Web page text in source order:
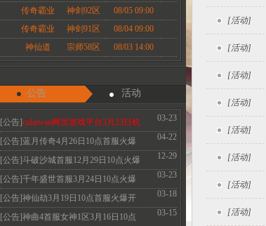
传奇霸业
神剑92区
08/05 09:00
传奇霸业
神剑91区
08/04 09:00
神仙道
宗师58区 08/03 14:00
公告 活动
[公告]culaiwan网页游戏平台3月23日机
房维护公告
03-23
[公告]蓝月传奇4月26日10点首服火爆
开启 热血永恒
04-22
[公告]斗破沙城首服12月29日10点火爆
开启传奇新体
12-29
[公告]千年盛世首服3月24日10点火爆
开启
03-23
[公告]神仙劫3月19日10点首服火爆开
启 V3免费领取
03-18
[公告]神曲4首服女神1区3月16日10点
03-15
[活动]
[活动]
[活动]
[活动]
[活动]
[活动]
[活动]
[活动]